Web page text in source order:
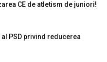
CE de atletism de juniori!
PSD privind reducerea